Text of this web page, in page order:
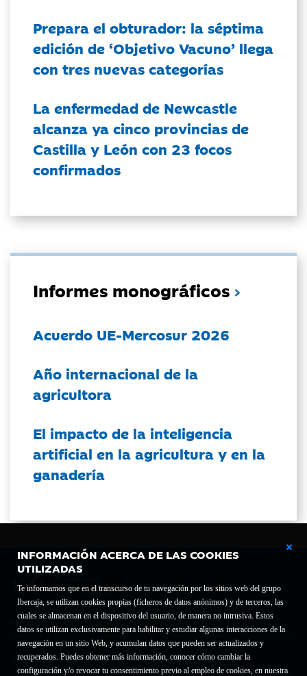
INFORMACIÓN ACERCA DE LAS COOKIES
UTILIZADAS
Te informamos que en el transcurso de tu navegación por los sitios web del grupo
Ibercaja, se utilizan cookies propias (ficheros de datos anónimos) y de terceros, las
cuales se almacenan en el dispositivo del usuario, de manera no intrusiva. Estos
datos se utilizan exclusivamente para habilitar y estudiar algunas interacciones de la
navegación en un sitio Web, y acumulan datos que pueden ser actualizados y
recuperados. Puedes obtener más información, conocer cómo cambiar la
configuración y/o revocar tu consentimiento previo al empleo de cookies, en nuestra
Prepara el obturador: la séptima
edición de ‘Objetivo Vacuno’ llega
con tres nuevas categorías
La enfermedad de Newcastle
alcanza ya cinco provincias de
Castilla y León con 23 focos
confirmados
Informes monográficos
Acuerdo UE-Mercosur 2026
Año internacional de la
agricultora
El impacto de la inteligencia
artificial en la agricultura y en la
ganadería
Fundación Bancaria Ibercaja C.I.F. G-50000652.
Inscrita en el Registro de Fundaciones del Mº de Educación, Cultura y Deporte con el nº
1689.
Domicilio social: Joaquín Costa, 13. 50001 Zaragoza.